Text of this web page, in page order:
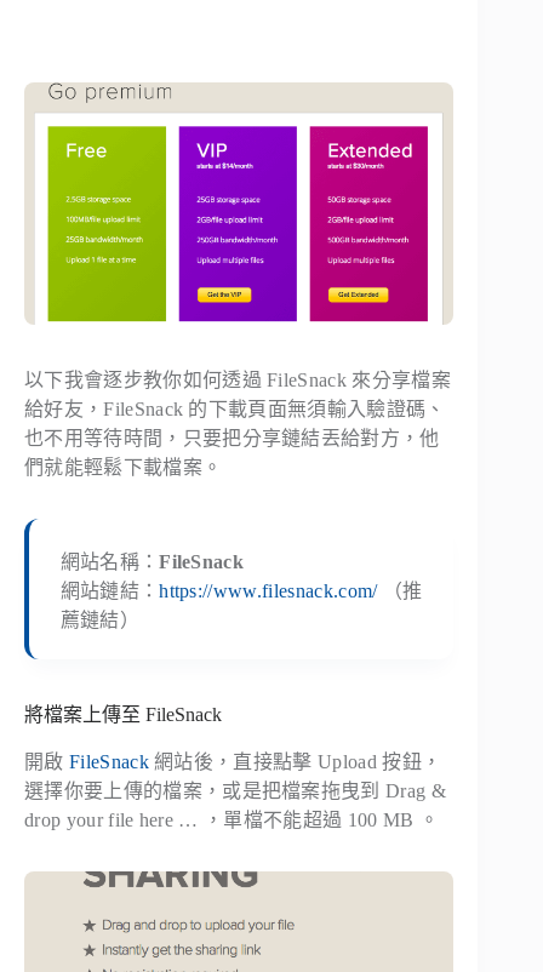
以下我會逐步教你如何透過 FileSnack 來分享檔案
給好友，FileSnack 的下載頁面無須輸入驗證碼、
也不用等待時間，只要把分享鏈結丟給對方，他
們就能輕鬆下載檔案。
網站名稱：FileSnack
網站鏈結：https://www.filesnack.com/（推
薦鏈結）
將檔案上傳至 FileSnack
開啟 FileSnack網站後，直接點擊 Upload 按鈕，
選擇你要上傳的檔案，或是把檔案拖曳到 Drag &
drop your file here … ，單檔不能超過 100 MB 。